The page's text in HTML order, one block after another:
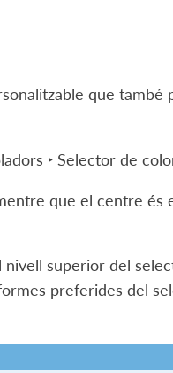
que també
‣ Selector de
que el centre és
superior del
preferides del